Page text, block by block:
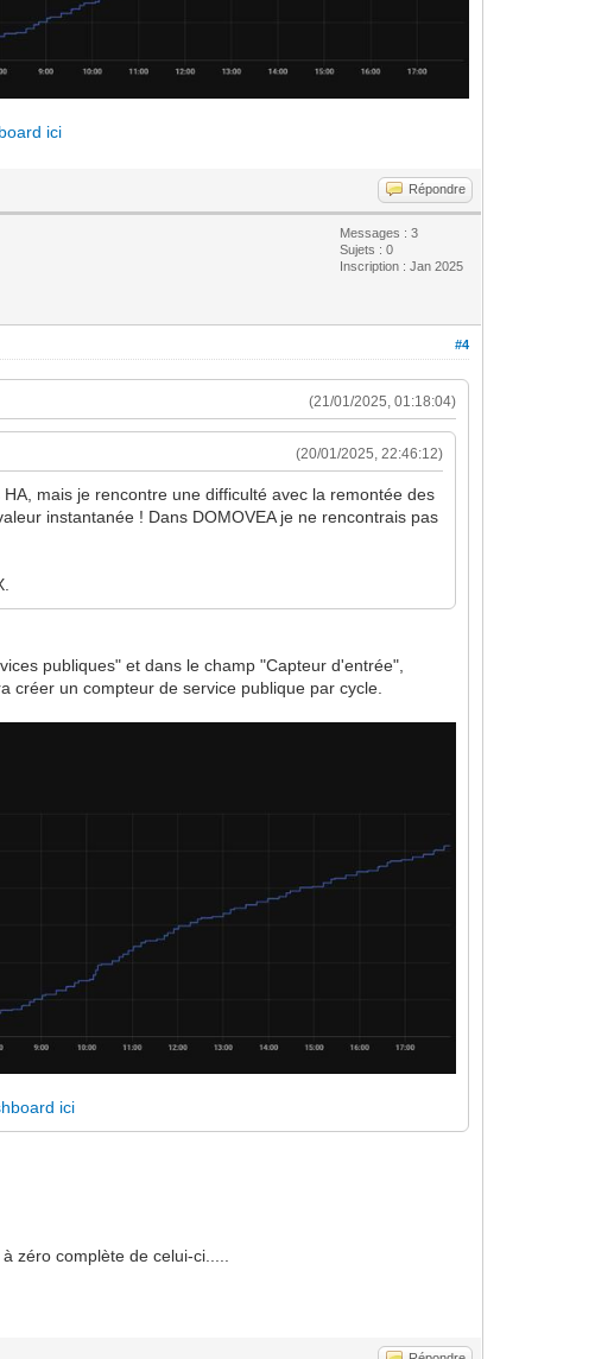
ici
Répondre
Messages : 3
Sujets : 0
Inscription : Jan 2025
#4
(21/01/2025, 01:18:04)
(20/01/2025, 22:46:12)
mais je rencontre une difficulté avec la remontée des
instantanée ! Dans DOMOVEA je ne rencontrais pas
publiques" et dans le champ "Capteur d'entrée",
créer un compteur de service publique par cycle.
ici
zéro complète de celui-ci.....